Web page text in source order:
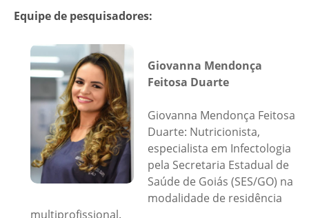
Equipe de pesquisadores:
Giovanna Mendonça
Feitosa Duarte
Giovanna Mendonça Feitosa
Duarte: Nutricionista,
especialista em Infectologia
pela Secretaria Estadual de
Saúde de Goiás (SES/GO) na
modalidade de residência
multiprofissional.